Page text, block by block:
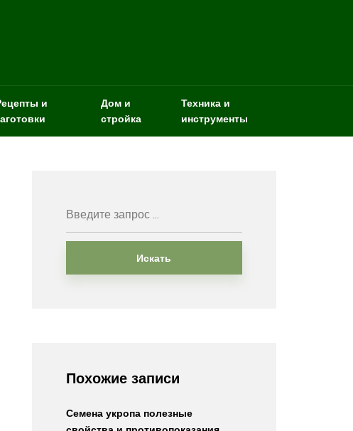
и
Дом и
стройка
Техника и
инструменты
Искать
Похожие записи
Семена укропа полезные